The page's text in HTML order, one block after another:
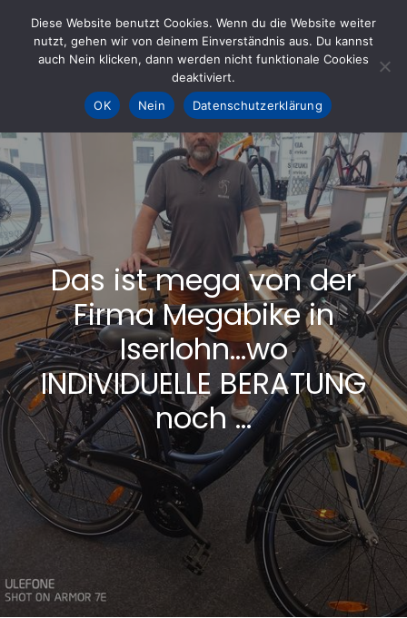
content
KOHLE fürs AHRTAL e.V.
– Helfen hilft
Das ist mega von der
Firma Megabike in
Iserlohn…wo
INDIVIDUELLE BERATUNG
noch …
Diese Website benutzt Cookies. Wenn du die Website weiter
nutzt, gehen wir von deinem Einverständnis aus. Du kannst
auch Nein klicken, dann werden nicht funktionale Cookies
deaktiviert.
OK
Nein Datenschutzerklärung